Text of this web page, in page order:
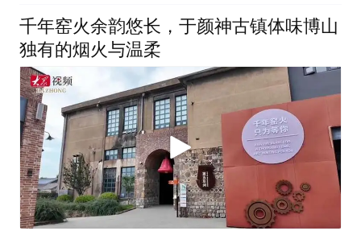
千年窑火余韵悠长，于颜神古镇体味博山
独有的烟火与温柔